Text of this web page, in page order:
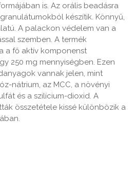
is. Az orális beadásra
készítik. Könnyű,
A palackon védelem van a
szemben. A termék
a fő aktív komponenst
250 mg mennyiségben. Ezen
vannak jelen, mint
nátrium, az MCC, a növényi
és a szilícium-dioxid. A
összetétele kissé különbözik a